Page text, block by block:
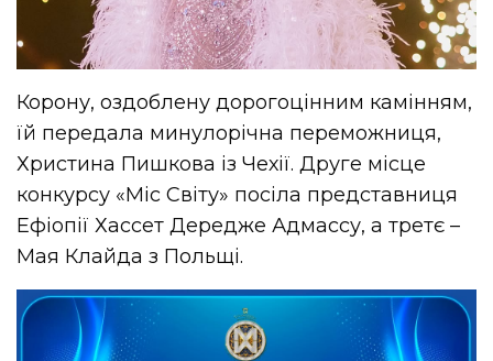
Корону, оздоблену дорогоцінним камінням,
їй передала минулорічна переможниця,
Христина Пишкова із Чехії. Друге місце
конкурсу «Міс Світу» посіла представниця
Ефіопії Хассет Дередже Адмассу, а третє –
Мая Клайда з Польщі.